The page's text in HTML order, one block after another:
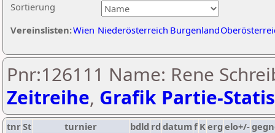
Sortierung
Vereinslisten:Wien Niederösterreich Burgenland
Pnr:126111 Name: Rene
Zeitreihe, Grafik Partie-
tnrSt turnier bdld rd datumf Kerg elo+/-